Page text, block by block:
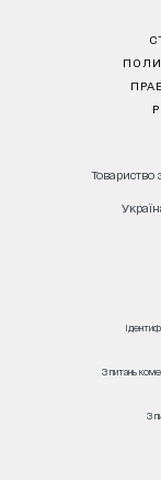
Товариство
З питань
З